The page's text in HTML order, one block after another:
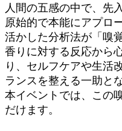
人間の五感の中で、先
原始的で本能にアプロ
活かした分析法が「嗅
香りに対する反応から
り、セルフケアや生活
ランスを整える一助と
本イベントでは、この
だけます。